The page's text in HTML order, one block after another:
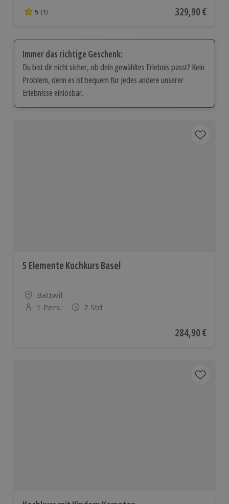
5 von 5 Sternen basierend auf 1 Bewertungen
5 (1) Aktueller Preis
329,90 €
Immer das richtige Geschenk:
Du bist dir nicht sicher, ob dein gewähltes Erlebnis passt? Kein
Problem, denn es ist bequem für jedes andere unserer
Erlebnisse einlösbar.
5 Elemente Kochkurs Basel
Standort
Bättwil
Anzahl der Teilnehmer
1 Pers. 7 Std
Aktueller Preis
284,90 €